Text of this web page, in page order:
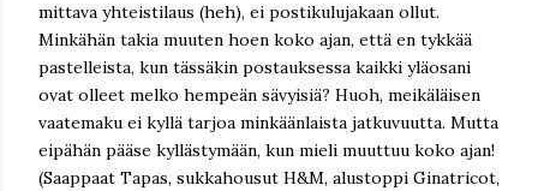
mittava yhteistilaus (heh), ei postikulujakaan ollut.
Minkähän takia muuten hoen koko ajan, että en tykkää
pastelleista, kun tässäkin postauksessa kaikki yläosani
ovat olleet melko hempeän sävyisiä? Huoh, meikäläisen
vaatemaku ei kyllä tarjoa minkäänlaista jatkuvuutta. Mutta
eipähän pääse kyllästymään, kun mieli muuttuu koko ajan!
(Saappaat Tapas, sukkahousut H&M, alustoppi Ginatricot,